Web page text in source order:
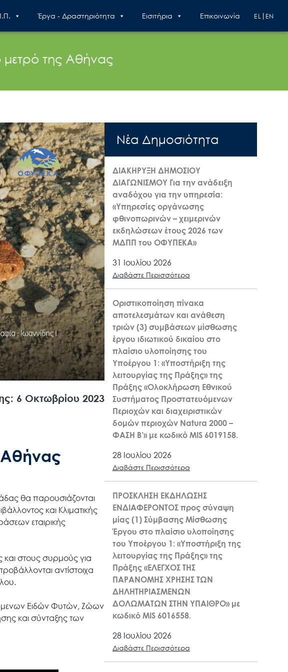
Έργα - Δραστηριότητα Εισιτήρια Επικοινωνία EN
EL
μετρό της Αθήνας
6 Οκτωβρίου 2023
Αθήνας
θα παρουσιάζονται
και Κλιματικής
εταιρικής
και στους συρμούς για
αντίστοιχα
Ειδών Φυτών, Ζώων
και σύνταξης των
Nέα Δημοσιότητα
ΔΙΑΚΗΡΥΞΗ ΔΗΜΟΣΙΟΥ
ΔΙΑΓΩΝΙΣΜΟΥ Για την ανάδειξη
αναδόχου για την υπηρεσία:
«Υπηρεσίες οργάνωσης
φθινοπωρινών – χειμερινών
εκδηλώσεων έτους 2026 των
ΜΔΠΠ του ΟΦΥΠΕΚΑ»
31 Ιουλίου 2026
Διαβάστε Περισσότερα
Οριστικοποίηση πίνακα
αποτελεσμάτων και ανάθεση
τριών (3) συμβάσεων μίσθωσης
έργου ιδιωτικού δικαίου στο
πλαίσιο υλοποίησης του
Υποέργου 1: «Υποστήριξη της
λειτουργίας της Πράξης» της
Πράξης «Ολοκλήρωση Εθνικού
Συστήματος Προστατευόμενων
Περιοχών και διαχειριστικών
δομών περιοχών Natura 2000 –
ΦΑΣΗ Β’» με κωδικό MIS 6019158.
28 Ιουλίου 2026
Διαβάστε Περισσότερα
ΠΡΟΣΚΛΗΣΗ ΕΚΔΗΛΩΣΗΣ
ΕΝΔΙΑΦΕΡΟΝΤΟΣ προς σύναψη
μίας (1) Σύμβασης Μίσθωσης
Έργου στο πλαίσιο υλοποίησης
του Υποέργου 1: «Υποστήριξη της
λειτουργίας της Πράξης» της
Πράξης «ΕΛΕΓΧΟΣ ΤΗΣ
ΠΑΡΑΝΟΜΗΣ ΧΡΗΣΗΣ ΤΩΝ
ΔΗΛΗΤΗΡΙΑΣΜΕΝΩΝ
ΔΟΛΩΜΑΤΩΝ ΣΤΗΝ ΥΠΑΙΘΡΟ» με
κωδικό MIS 6016558.
28 Ιουλίου 2026
Διαβάστε Περισσότερα